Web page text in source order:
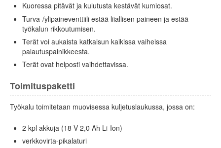
Kuoressa pitävät ja kulutusta kestävät kumiosat.
Turva-/ylipaineventtiili estää liiallisen paineen ja estää
työkalun rikkoutumisen.
Terät voi aukaista katkaisun kaikissa vaiheissa
palautuspainikkeesta.
Terät ovat helposti vaihdettavissa.
Toimituspaketti
Työkalu toimitetaan muovisessa kuljetuslaukussa, jossa on:
2 kpl akkuja (18 V 2,0 Ah Li-Ion)
verkkovirta-pikalaturi